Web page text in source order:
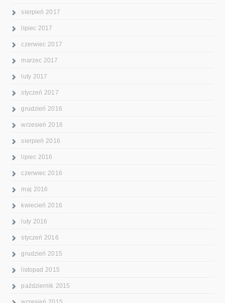
sierpień 2017
lipiec 2017
czerwiec 2017
marzec 2017
luty 2017
styczeń 2017
grudzień 2016
wrzesień 2016
sierpień 2016
lipiec 2016
czerwiec 2016
maj 2016
kwiecień 2016
luty 2016
styczeń 2016
grudzień 2015
listopad 2015
październik 2015